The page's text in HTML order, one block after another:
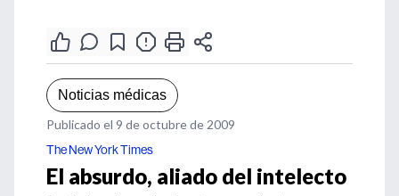
Noticias médicas
Publicado el 9 de octubre de 2009
The New York Times
El absurdo, aliado del intelecto